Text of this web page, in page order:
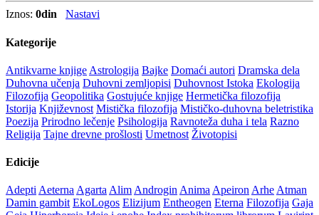
Iznos: 0din Nastavi
Kategorije
Antikvarne knjige Astrologija Bajke Domaći autori Dramska dela
Duhovna učenja Duhovni zemljopisi Duhovnost Istoka Ekologija
Filozofija Geopolitika Gostujuće knjige Hermetička filozofija
Istorija Književnost Mistička filozofija Mističko-duhovna beletristika
Poezija Prirodno lečenje Psihologija Ravnoteža duha i tela Razno
Religija Tajne drevne prošlosti Umetnost Životopisi
Edicije
AdeptiAeternaAgartaAlimAndroginAnimaApeironArheAtman
Damin gambit EkoLogos Elizijum Entheogen Eterna Filozofija Gaja